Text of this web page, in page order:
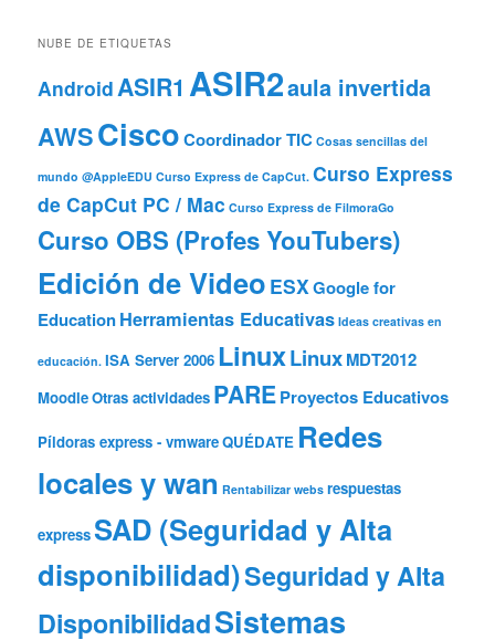
NUBE DE ETIQUETAS
AndroidASIR1 ASIR2aula invertida
AWSCiscoCoordinador TIC Cosas sencillas del
mundo @AppleEDU Curso Express de CapCut. Curso Express
de CapCut PC / Mac Curso Express de FilmoraGo
Curso OBS (Profes YouTubers)
Edición de Video ESXGoogle for
EducationHerramientas Educativas Ideas creativas en
educación. ISA Server 2006 LinuxLinuxMDT2012
MoodleOtras actividades PAREProyectos Educativos
Píldoras express - vmwareQUÉDATE Redes
locales y wan Rentabilizar webs respuestas
expressSAD (Seguridad y Alta
disponibilidad)Seguridad y Alta
DisponibilidadSistemas